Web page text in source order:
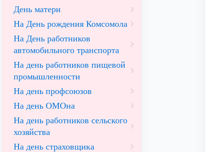
День матери
На День рождения Комсомола
На День работников
автомобильного транспорта
На день работников пищевой
промышленности
На день профсоюзов
На день ОМОна
На день работников сельского
хозяйства
На день страховщика